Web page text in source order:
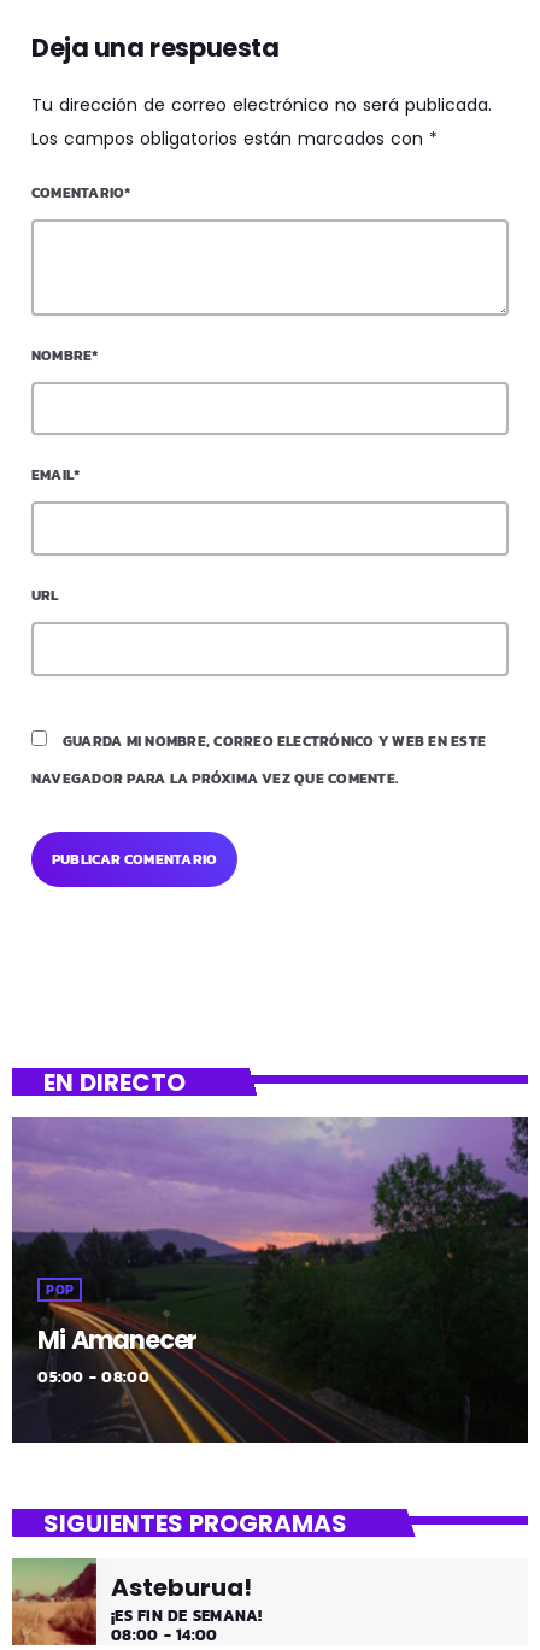
Deja una respuesta
Tu dirección de correo electrónico no será publicada.
Los campos obligatorios están marcados con *
COMENTARIO*
NOMBRE*
EMAIL*
URL
GUARDA MI NOMBRE, CORREO ELECTRÓNICO Y WEB EN ESTE
NAVEGADOR PARA LA PRÓXIMA VEZ QUE COMENTE.
EN DIRECTO
POP
Mi Amanecer
05:00 - 08:00
SIGUIENTES PROGRAMAS
Asteburua!
¡ES FIN DE SEMANA!
08:00 - 14:00